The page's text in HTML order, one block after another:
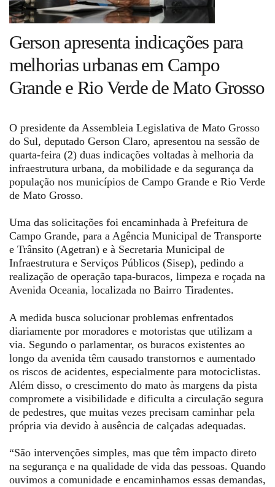
Anuncie
Fale Conosco
Gerson apresenta indicações para
melhorias urbanas em Campo
Grande e Rio Verde de Mato Grosso
O presidente da Assembleia Legislativa de Mato Grosso
do Sul, deputado Gerson Claro, apresentou na sessão de
quarta-feira (2) duas indicações voltadas à melhoria da
infraestrutura urbana, da mobilidade e da segurança da
população nos municípios de Campo Grande e Rio Verde
de Mato Grosso.
Uma das solicitações foi encaminhada à Prefeitura de
Campo Grande, para a Agência Municipal de Transporte
e Trânsito (Agetran) e à Secretaria Municipal de
Infraestrutura e Serviços Públicos (Sisep), pedindo a
realização de operação tapa-buracos, limpeza e roçada na
Avenida Oceania, localizada no Bairro Tiradentes.
A medida busca solucionar problemas enfrentados
diariamente por moradores e motoristas que utilizam a
via. Segundo o parlamentar, os buracos existentes ao
longo da avenida têm causado transtornos e aumentado
os riscos de acidentes, especialmente para motociclistas.
Além disso, o crescimento do mato às margens da pista
compromete a visibilidade e dificulta a circulação segura
de pedestres, que muitas vezes precisam caminhar pela
própria via devido à ausência de calçadas adequadas.
“São intervenções simples, mas que têm impacto direto
na segurança e na qualidade de vida das pessoas. Quando
ouvimos a comunidade e encaminhamos essas demandas,